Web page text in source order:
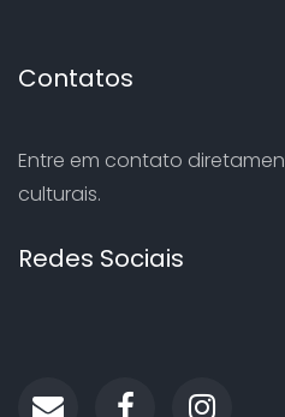
Contatos
Entre em contato
culturais.
Redes Sociais